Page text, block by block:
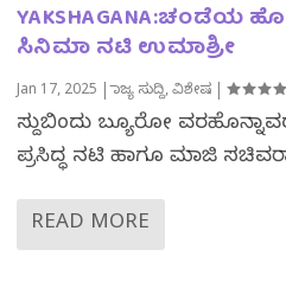
YAKSHAGANA:ಚಂಡೆಯ
ಸಿನಿಮಾ ನಟಿ ಉಮಾಶ್ರೀ
Jan 17, 2025 |ರಾಜ್ಯ ಸುದ್ದಿ,ವಿಶೇಷ|
ಸುದ್ದಿಬಿಂದು ಬ್ಯೂರೋ
ಪ್ರಸಿದ್ಧ ನಟಿ ಹಾಗೂ ಮಾಜಿ
READ MORE